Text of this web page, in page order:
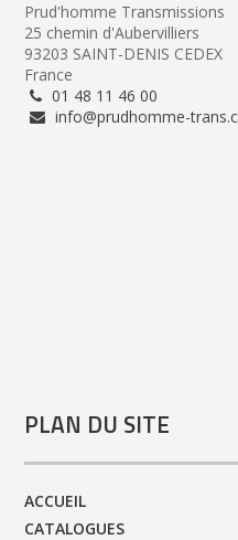
Prud'homme Transmissions
25 chemin d'Aubervilliers
93203 SAINT-DENIS CEDEX
France
01 48 11 46 00
info@prudhomme-
PLAN DU SITE
ACCUEIL
CATALOGUES